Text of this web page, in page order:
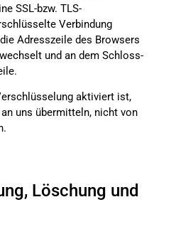
SSL-bzw. TLS-
Verbindung
Adresszeile des Browsers
und an dem Schloss-
aktiviert ist,
uns übermitteln, nicht von
Löschung und